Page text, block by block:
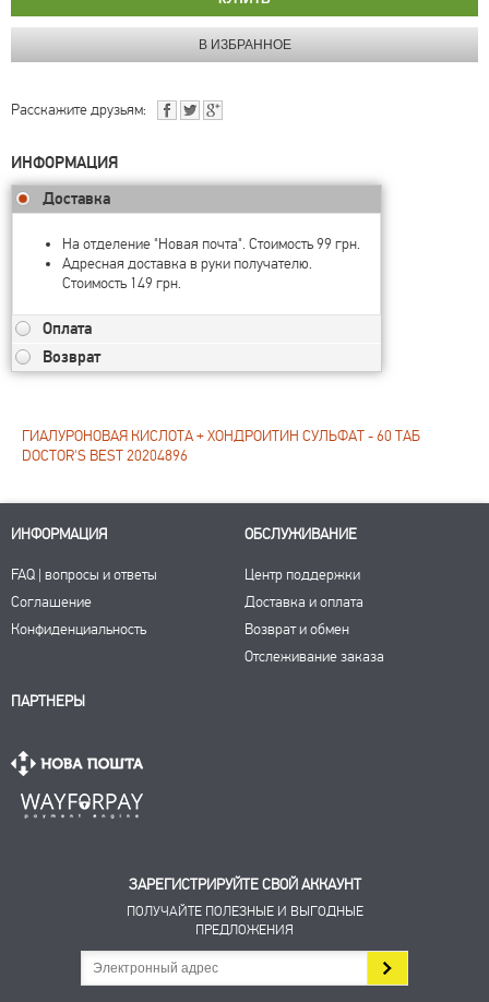
Расскажите друзьям:
ИНФОРМАЦИЯ
Доставка
На отделение "Новая почта". Стоимость 99 грн.
Адресная доставка в руки получателю.
Стоимость 149 грн.
Оплата
Возврат
ГИАЛУРОНОВАЯ КИСЛОТА + ХОНДРОИТИН СУЛЬФАТ - 60 ТАБ
DOCTOR'S BEST 20204896
ИНФОРМАЦИЯ
FAQ | вопросы и ответы
Соглашение
Конфиденциальность
ОБСЛУЖИВАНИЕ
Центр поддержки
Доставка и оплата
Возврат и обмен
Отслеживание заказа
ПАРТНЕРЫ
ЗАРЕГИСТРИРУЙТЕ СВОЙ АККАУНТ
ПОЛУЧАЙТЕ ПОЛЕЗНЫЕ И ВЫГОДНЫЕ
ПРЕДЛОЖЕНИЯ